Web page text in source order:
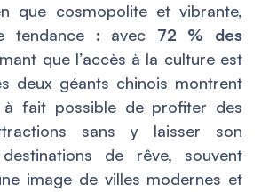
que cosmopolite et vibrante,
tendance : avec 72 % des
que l’accès à la culture est
deux géants chinois montrent
à fait possible de profiter des
sans y laisser son
de rêve, souvent
image de villes modernes et